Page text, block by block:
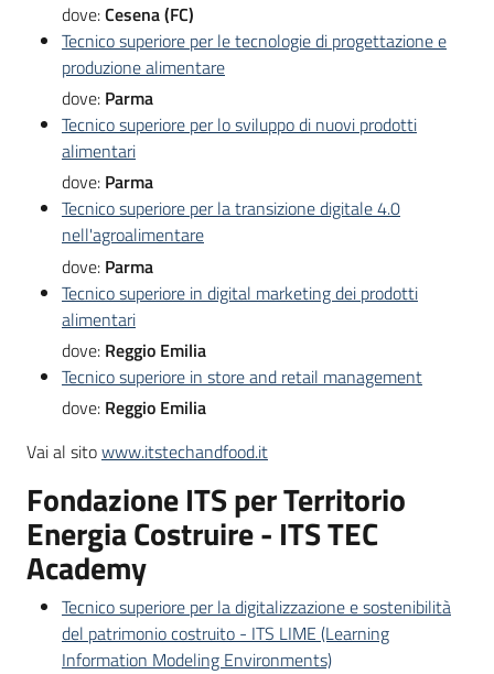
dove:Cesena (FC)
Tecnico superiore per le tecnologie di progettazione e
produzione alimentare
dove: Parma
Tecnico superiore per lo sviluppo di nuovi prodotti
alimentari
dove: Parma
Tecnico superiore per la transizione digitale 4.0
nell'agroalimentare
dove: Parma
Tecnico superiore in digital marketing dei prodotti
alimentari
dove: Reggio Emilia
Tecnico superiore in store and retail management
dove: Reggio Emilia
Vai al sitowww.itstechandfood.it
Fondazione ITS per Territorio
Energia Costruire - ITS TEC
Academy
Tecnico superiore per la digitalizzazione e sostenibilità
del patrimonio costruito - ITS LIME (Learning
Information Modeling Environments)